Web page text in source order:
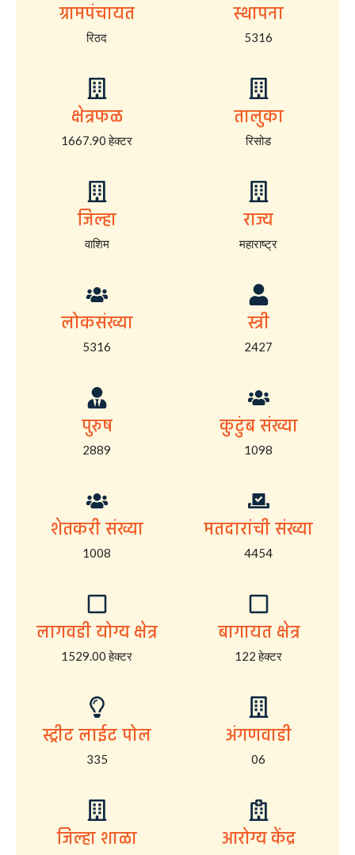
ग्रामपंचायत
रिठद
स्थापना
5316
क्षेत्रफळ
1667.90 हेक्टर
तालुका
रिसोड
जिल्हा
वाशिम
राज्य
महाराष्ट्र
लोकसंख्या
5316
स्त्री
2427
पुरुष
2889
कुटुंब संख्या
1098
शेतकरी संख्या
1008
मतदारांची संख्या
4454
लागवडी योग्य क्षेत्र
1529.00 हेक्टर
बागायत क्षेत्र
122 हेक्टर
स्ट्रीट लाईट पोल
335
अंगणवाडी
06
जिल्हा शाळा आरोग्य केंद्र